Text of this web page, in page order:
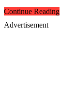
Continue Reading
Advertisement